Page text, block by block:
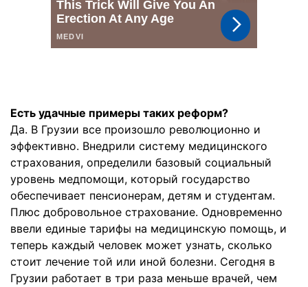
Есть удачные примеры таких реформ?
Да. В Грузии все произошло революционно и
эффективно. Внедрили систему медицинского
страхования, определили базовый социальный
уровень медпомощи, который государство
обеспечивает пенсионерам, детям и студентам.
Плюс добровольное страхование. Одновременно
ввели единые тарифы на медицинскую помощь, и
теперь каждый человек может узнать, сколько
стоит лечение той или иной болезни. Сегодня в
Грузии работает в три раза меньше врачей, чем